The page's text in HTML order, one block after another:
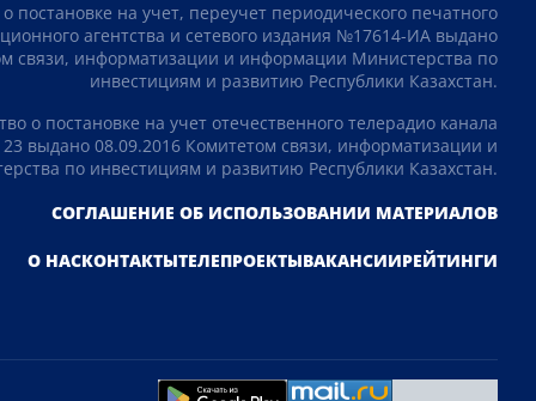
постановке на учет, переучет периодического печатного
агентства и сетевого издания №17614-ИА выдано
связи, информатизации и информации Министерства по
инвестициям и развитию Республики Казахстан.
о постановке на учет отечественного телерадио канала
выдано 08.09.2016 Комитетом связи, информатизации и
по инвестициям и развитию Республики Казахстан.
СОГЛАШЕНИЕ ОБ ИСПОЛЬЗОВАНИИ МАТЕРИАЛОВ
О НАСКОНТАКТЫТЕЛЕПРОЕКТЫВАКАНСИИРЕЙТИНГИ